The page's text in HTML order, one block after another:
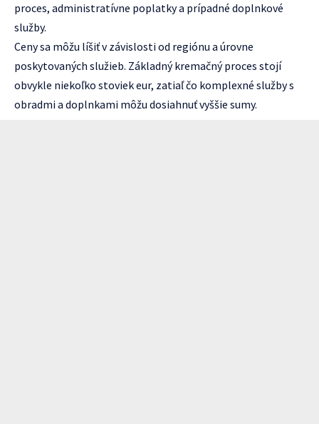
proces, administratívne poplatky a prípadné doplnkové
služby.
Ceny sa môžu líšiť v závislosti od regiónu a úrovne
poskytovaných služieb. Základný kremačný proces stojí
obvykle niekoľko stoviek eur, zatiaľ čo komplexné služby s
obradmi a doplnkami môžu dosiahnuť vyššie sumy.